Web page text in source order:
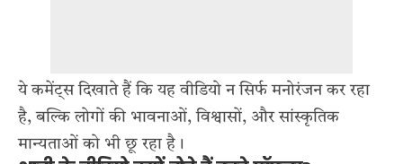
ये कमेंट्स दिखाते हैं कि यह वीडियो न सिर्फ मनोरंजन कर रहा
है, बल्कि लोगों की भावनाओं, विश्वासों, और सांस्कृतिक
मान्यताओं को भी छू रहा है।